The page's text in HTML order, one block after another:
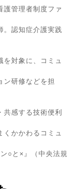
護管理者制度ファ
。認知症介護実践
対象に、コミュ
ン研修などを担
共感する技術便利
くかかわるコミュ
○と×』（中央法規